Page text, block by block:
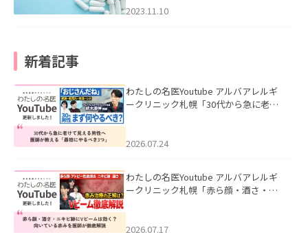
2023.11.10
新着記事
わたしの名医Youtube アルバアレルギ
ークリニック札幌「30代から急に老け
た。
2026.07.24
わたしの名医Youtube アルバアレルギ
ークリニック札幌「赤ら顔・酒さ・ニ
した。
2026.07.17